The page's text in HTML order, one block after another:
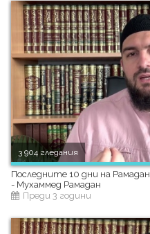
3 904 гледания
Последните 10 дни на
- Мухаммед Рамадан
Преди 3 години